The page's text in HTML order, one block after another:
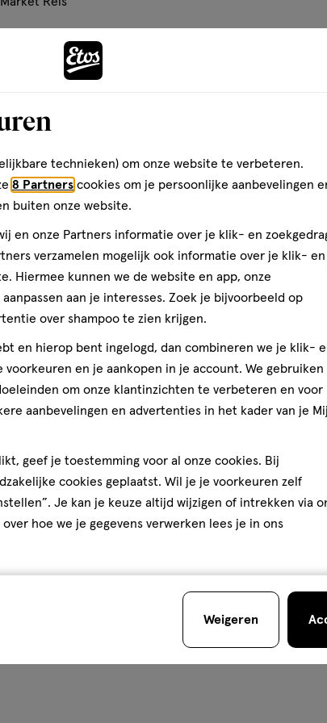
aantal met één
technieken) om onze website te verbeteren.
8 Partners cookies om je persoonlijke aanbevelingen
buiten onze website.
en onze Partners informatie over je klik- en
verzamelen mogelijk ook informatie over je klik- en
Hiermee kunnen we de website en app, onze
aan je interesses. Zoek je bijvoorbeeld op
over shampoo te zien krijgen.
en hierop bent ingelogd, dan combineren we je klik-
en je aankopen in je account. We gebruiken
om onze klantinzichten te verbeteren en voor
aanbevelingen en advertenties in het kader van je
geef je toestemming voor al onze cookies. Bij
cookies geplaatst. Wil je je voorkeuren zelf
Je kan je keuze altijd wijzigen of intrekken via
hoe we je gegevens verwerken lees je in ons
Weigeren